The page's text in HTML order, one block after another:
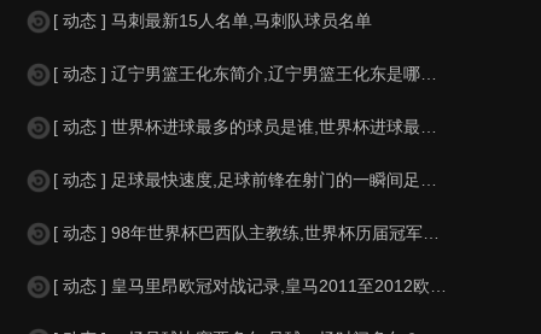
[ 动态 ] 马刺最新15人名单,马刺队球员名单
[ 动态 ] 辽宁男篮王化东简介,辽宁男篮王化东是哪里人？
[ 动态 ] 世界杯进球最多的球员是谁,世界杯进球最多的球员是谁？
[ 动态 ] 足球最快速度,足球前锋在射门的一瞬间足球的速度有多快？？
[ 动态 ] 98年世界杯巴西队主教练,世界杯历届冠军球队教练
[ 动态 ] 皇马里昂欧冠对战记录,皇马2011至2012欧冠赛程&nbs